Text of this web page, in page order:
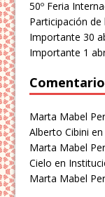
50º Feria
Participación
Importante 30
Importante 1
Marta Mabel
Alberto Cibini en
Marta Mabel
Cielo en
Marta Mabel